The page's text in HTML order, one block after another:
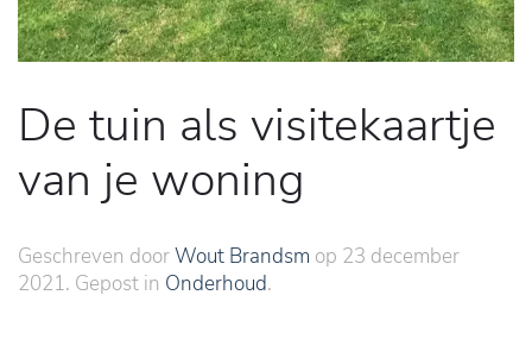
De tuin als visitekaartje
van je woning
Geschreven doorWout Brandsm op 23 december
2021. Gepost in Onderhoud.